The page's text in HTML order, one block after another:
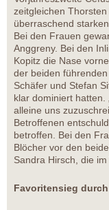
zeitgleichen
überraschend
Bei den Frauen
Anggreny. Bei den
Kopitz die Nase
der beiden
Schäfer und Stefan
klar dominiert hatten.
alleine uns
Betroffenen
betroffen. Bei den
Blöcher vor den
Sandra Hirsch, die
Favoritensieg